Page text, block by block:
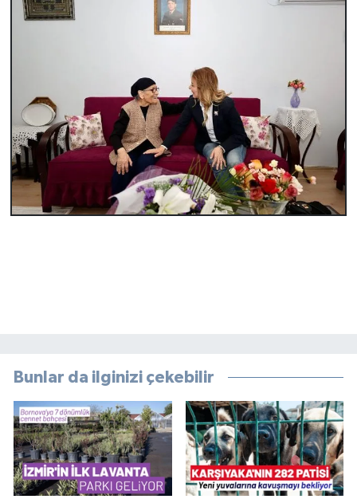
Bunlar da ilginizi çekebilir